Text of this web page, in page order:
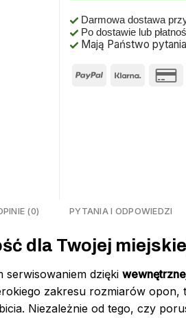
Darmowa dostawa
Po dostawie lub
Mają Państwo
(0) PYTANIA I ODPOWIEDZI
dla Twojej
serwisowaniem dzięki
zakresu rozmiarów opon,
Niezależnie od tego, czy